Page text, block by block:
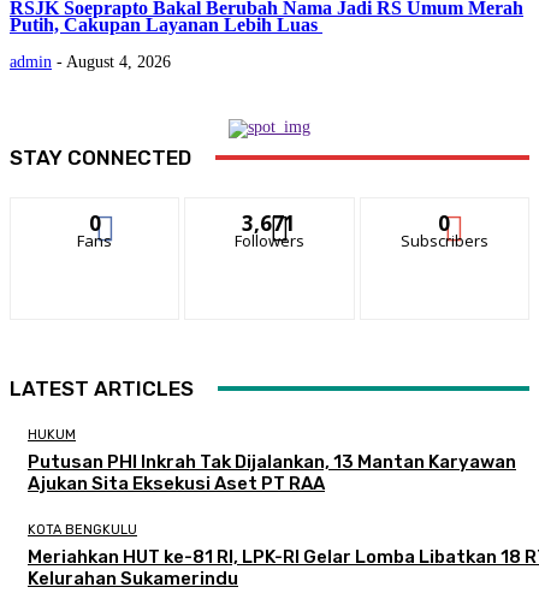
RSJK Soeprapto Bakal Berubah Nama Jadi RS Umum Merah
Putih, Cakupan Layanan Lebih Luas
admin - August 4, 2026
STAY CONNECTED
0
Fans
3,671
Followers
0
Subscribers
LATEST ARTICLES
HUKUM
Putusan PHI Inkrah Tak Dijalankan, 13 Mantan Karyawan
Ajukan Sita Eksekusi Aset PT RAA
KOTA BENGKULU
Meriahkan HUT ke-81 RI, LPK-RI Gelar Lomba Libatkan 18
Kelurahan Sukamerindu